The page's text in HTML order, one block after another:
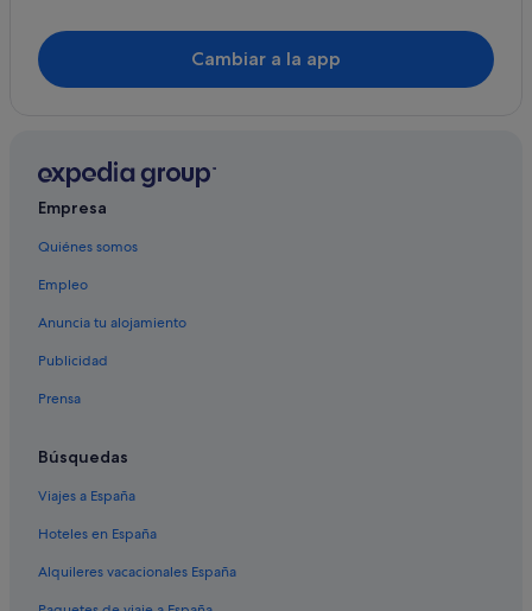
Hoteles de golf en Albacete
Hoteles con bodega en Provincia de Albacete
Campings de caravanas en Provincia de Albacete
B&B Hotels en Albacete
Hoteles para familias en Provincia de Albacete
Hoteles con spa en Albacete
Albergues en Provincia de Albacete
Apartoteles en Provincia de Albacete
Cambiar a la app
Empresa
Quiénes somos
Empleo
Anuncia tu alojamiento
Publicidad
Prensa
Búsquedas
Viajes a España
Hoteles en España
Alquileres vacacionales España